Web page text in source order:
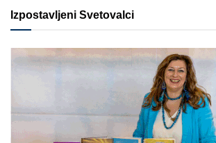
Izpostavljeni Svetovalci